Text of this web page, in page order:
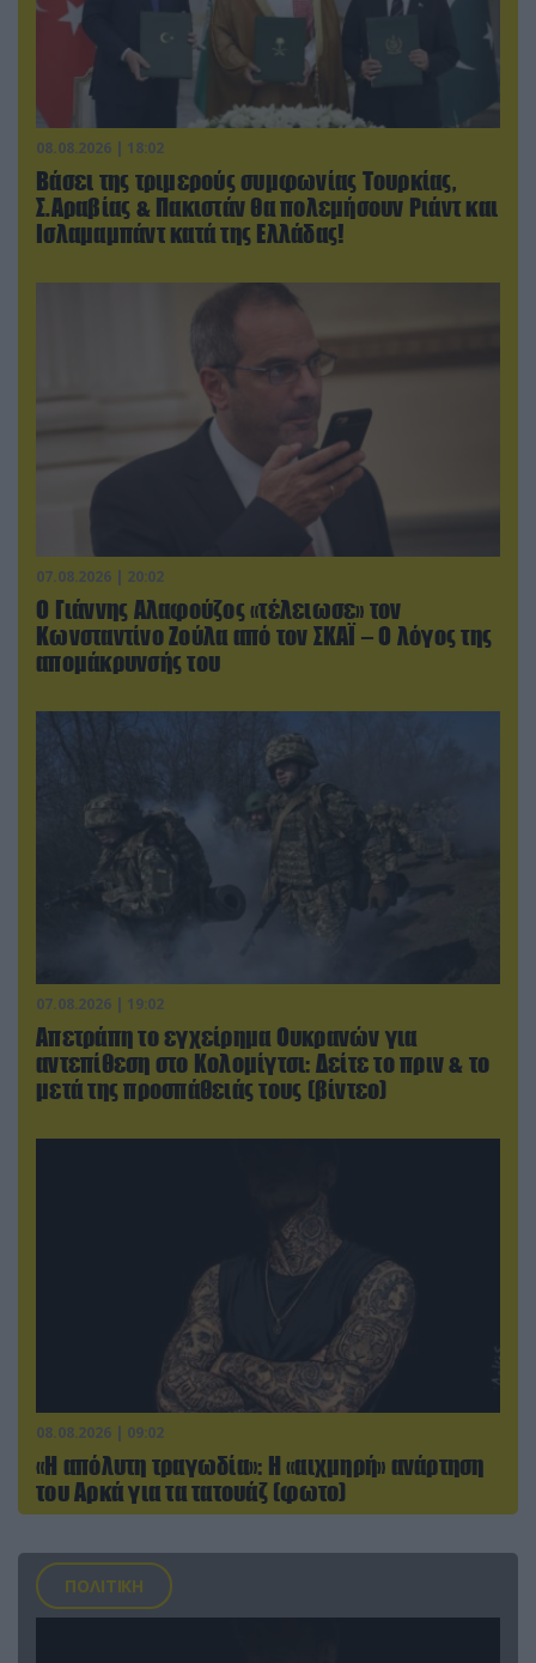
08.08.2026 | 18:02
Βάσει της τριμερούς συμφωνίας Τουρκίας,
Σ.Αραβίας & Πακιστάν θα πολεμήσουν Ριάντ και
Ισλαμαμπάντ κατά της Ελλάδας!
07.08.2026 | 20:02
Ο Γιάννης Αλαφούζος «τέλειωσε» τον
Κωνσταντίνο Ζούλα από τον ΣΚΑΪ – Ο λόγος της
απομάκρυνσής του
07.08.2026 | 19:02
Απετράπη το εγχείρημα Ουκρανών για
αντεπίθεση στο Κολομίγτσι: Δείτε το πριν & το
μετά της προσπάθειάς τους (βίντεο)
08.08.2026 | 09:02
«Η απόλυτη τραγωδία»: Η «αιχμηρή» ανάρτηση
του Αρκά για τα τατουάζ (φωτο)
ΠΟΛΙΤΙΚΗ